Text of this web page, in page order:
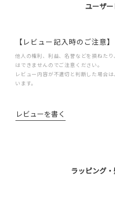
ユーザ
【レビュー記入時のご注意】
他人の権利、利益、名誉などを損ねた
はできませんのでご注意ください。
レビュー内容が不適切と判断した場合
います。
レビューを書く
ラッピング